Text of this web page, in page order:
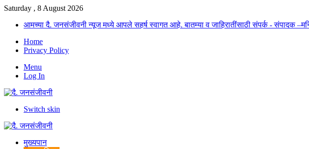
Saturday , 8 August 2026
आमच्या दै. जनसंजीवनी न्यूज मध्ये आपले सहर्ष स्वागत आहे. बातम्या व जाहिरातींसाठी संपर्क - संपादक
Home
Privacy Policy
Menu
Log In
Switch skin
मुख्यपान